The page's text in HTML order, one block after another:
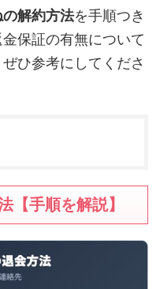
解約方法を手順つき
保証の有無について
ひ参考にしてくださ
【手順を解説】